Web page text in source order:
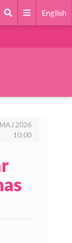
English
2026
10:00